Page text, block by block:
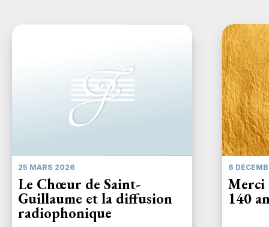
25 MARS 2026
Le Chœur de Saint-
Guillaume et la diffusion
radiophonique
6
Merci
140